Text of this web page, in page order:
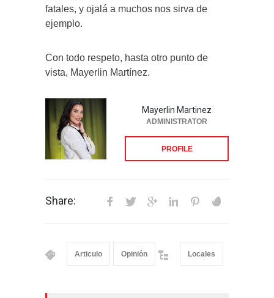
fatales, y ojalá a muchos nos sirva de
ejemplo.
Con todo respeto, hasta otro punto de
vista, Mayerlin Martínez.
Mayerlin Martinez
ADMINISTRATOR
PROFILE
Share:
Articulo Opinión Locales